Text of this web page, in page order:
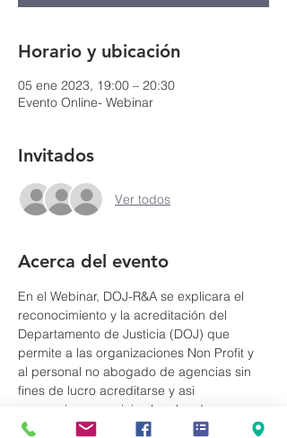
Horario y ubicación
05 ene 2023, 19:00 – 20:30
Evento Online- Webinar
Invitados
Ver todos
Acerca del evento
En el Webinar, DOJ-R&A se explicara el
reconocimiento y la acreditación del
Departamento de Justicia (DOJ) que
permite a las organizaciones Non Profit y
al personal no abogado de agencias sin
fines de lucro acreditarse y asi
proporcionar servicios legales de
inmigración. Revisaremos los requisitos de